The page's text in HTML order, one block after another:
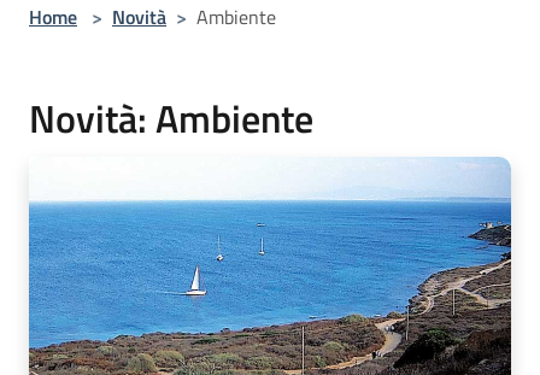
Home > Novità > Ambiente
Novità: Ambiente